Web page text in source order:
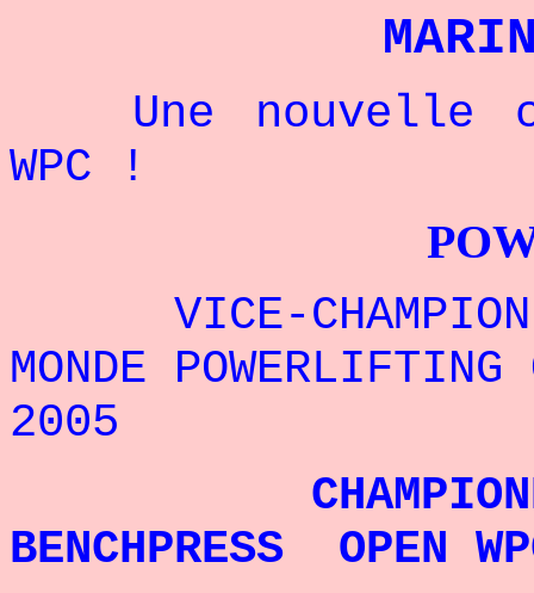
Une nouvelle
WPC !
VICE-
MONDE
2005
CHAMPIONNE
BENCHPRESS